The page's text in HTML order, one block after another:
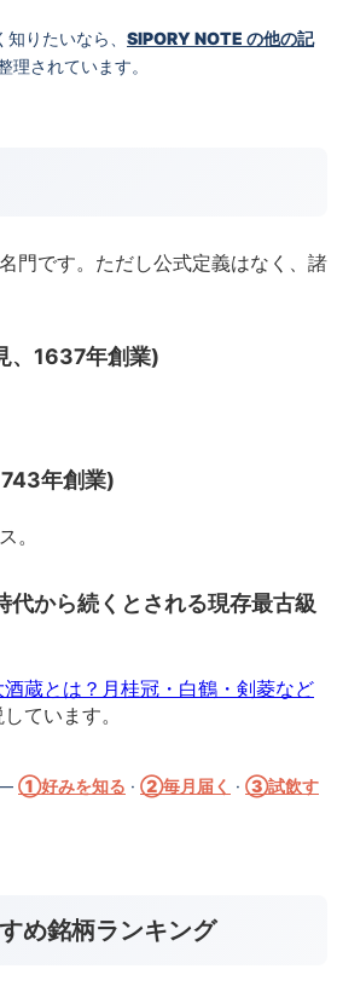
りたいなら、 SIPORY NOTE の他の記
理されています。
門です。ただし公式定義はなく、諸
、1637年創業)
年創業)
。
代から続くとされる現存最古級
酒蔵とは？月桂冠・白鶴・剣菱など
ています。
— ①好みを知る · ②毎月届く · ③試飲す
め銘柄ランキング